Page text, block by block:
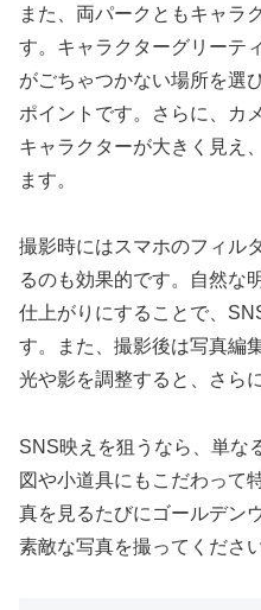
また、両パークともキャラ
す。キャラクターグリーテ
がごちゃつかない場所を選
ポイントです。さらに、カ
キャラクターが大きく見え
ます。
撮影時にはスマホのフィル
るのも効果的です。自然な
仕上がりにすることで、
す。また、撮影後は写真編
光や影を調整すると、さら
SNS映えを狙うなら、単な
図や小道具にもこだわって
真を見るたびにゴールデン
素敵な写真を撮ってください